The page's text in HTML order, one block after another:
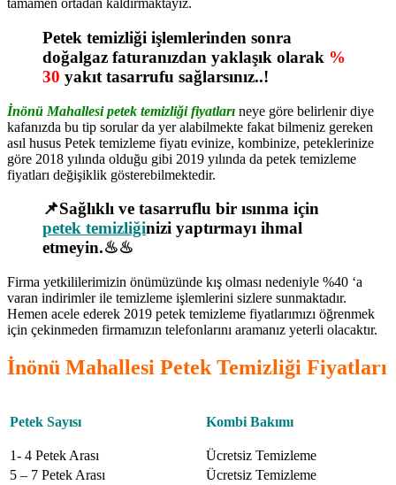
tamamen ortadan kaldırmaktayız.
Petek temizliği işlemlerinden sonra
doğalgaz faturanızdan yaklaşık olarak %
30 yakıt tasarrufu sağlarsınız..!
İnönü Mahallesi petek temizliği fiyatları neye göre belirlenir diye
kafanızda bu tip sorular da yer alabilmekte fakat bilmeniz gereken
asıl husus Petek temizleme fiyatı evinize, kombinize, peteklerinize
göre 2018 yılında olduğu gibi 2019 yılında da petek temizleme
fiyatları değişiklik gösterebilmektedir.
📌Sağlıklı ve tasarruflu bir ısınma için
petek temizliğinizi yaptırmayı ihmal
etmeyin.♨♨
Firma yetkililerimizin önümüzünde kış olması nedeniyle %40 ‘a
varan indirimler ile temizleme işlemlerini sizlere sunmaktadır.
Hemen acele ederek 2019 petek temizleme fiyatlarımızı öğrenmek
için çekinmeden firmamızın telefonlarını aramanız yeterli olacaktır.
İnönü Mahallesi Petek Temizliği Fiyatları
Petek Sayısı Kombi Bakımı
1- 4 Petek Arası
Ücretsiz Temizleme
5 – 7 Petek Arası
Ücretsiz Temizleme